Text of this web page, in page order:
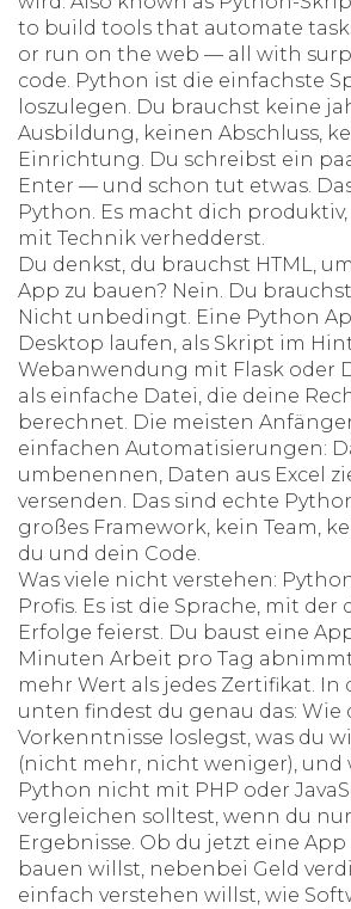
to build tools that automate
or run on the web — all with
code. Python ist die einfachste
loszulegen. Du brauchst keine
Ausbildung, keinen Abschluss,
Einrichtung. Du schreibst ein
Enter — und schon tut etwas.
Python. Es macht dich
mit Technik verhedderst.
Du denkst, du brauchst HTML,
App zu bauen? Nein. Du
Nicht unbedingt. Eine Python
Desktop laufen, als Skript im
Webanwendung mit Flask oder
als einfache Datei, die deine
berechnet. Die meisten
einfachen Automatisierungen:
umbenennen, Daten aus Excel
versenden. Das sind echte
großes Framework, kein Team,
du und dein Code.
Was viele nicht verstehen:
Profis. Es ist die Sprache, mit der
Erfolge feierst. Du baust eine
Minuten Arbeit pro Tag
mehr Wert als jedes Zertifikat. In
unten findest du genau das: Wie
Vorkenntnisse loslegst, was du
(nicht mehr, nicht weniger), und
Python nicht mit PHP oder
vergleichen solltest, wenn du
Ergebnisse. Ob du jetzt eine
bauen willst, nebenbei Geld
einfach verstehen willst, wie